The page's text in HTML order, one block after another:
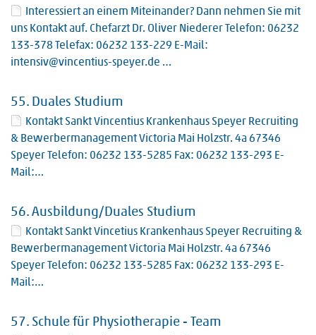
Interessiert an einem Miteinander? Dann nehmen Sie mit
uns Kontakt auf. Chefarzt Dr. Oliver Niederer Telefon: 06232
133-378 Telefax: 06232 133-229 E-Mail:
intensiv@vincentius-speyer.de …
55. Duales Studium
Kontakt Sankt Vincentius Krankenhaus Speyer Recruiting
& Bewerbermanagement Victoria Mai Holzstr. 4a 67346
Speyer Telefon: 06232 133-5285 Fax: 06232 133-293 E-
Mail:…
56. Ausbildung/Duales Studium
Kontakt Sankt Vincetius Krankenhaus Speyer Recruiting &
Bewerbermanagement Victoria Mai Holzstr. 4a 67346
Speyer Telefon: 06232 133-5285 Fax: 06232 133-293 E-
Mail:…
57. Schule für Physiotherapie - Team